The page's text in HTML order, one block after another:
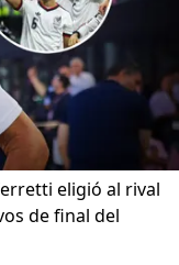
eligió al rival
de final del